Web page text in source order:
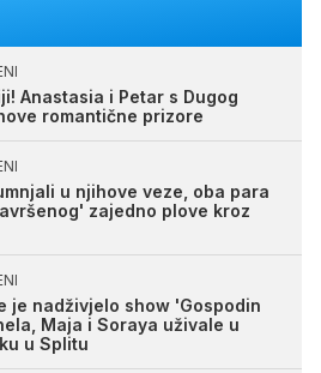
Anastasia i Petar s Dugog
romantične prizore
u njihove veze, oba para
zajedno plove kroz
je nadživjelo show 'Gospodin
Maja i Soraya uživale u
u Splitu